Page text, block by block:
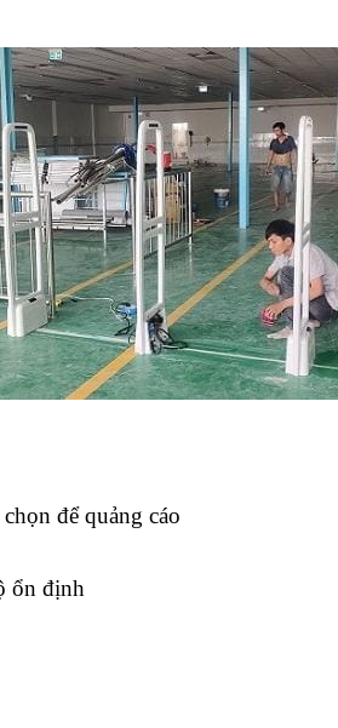
để quảng cáo
ổn định